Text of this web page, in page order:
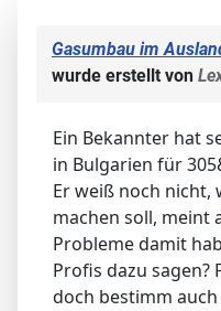
Gasumbau im
wurde erstellt von
Ein Bekannter hat
in Bulgarien für
Er weiß noch nicht,
machen soll, meint
Probleme damit
Profis dazu sagen?
doch bestimm